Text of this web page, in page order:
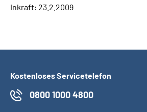
Inkraft: 23.2.2009
Kostenloses Servicetelefon
0800 1000 4800